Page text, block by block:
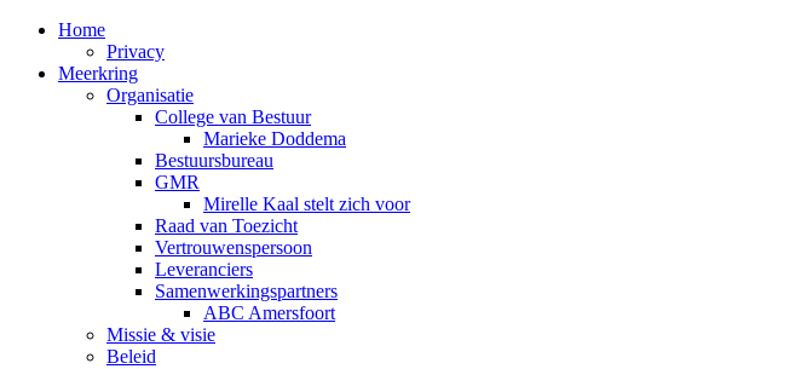
Home
Privacy
Meerkring
Organisatie
College van Bestuur
Marieke Doddema
Bestuursbureau
GMR
Mirelle Kaal stelt zich voor
Raad van Toezicht
Vertrouwenspersoon
Leveranciers
Samenwerkingspartners
ABC Amersfoort
Missie & visie
Beleid